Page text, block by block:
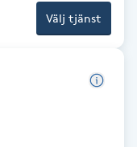
gör att många
Välj tjänst